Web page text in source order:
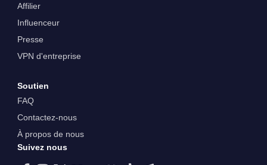
Affilier
Influenceur
Presse
VPN d'entreprise
Soutien
FAQ
Contactez-nous
À propos de nous
Suivez nous